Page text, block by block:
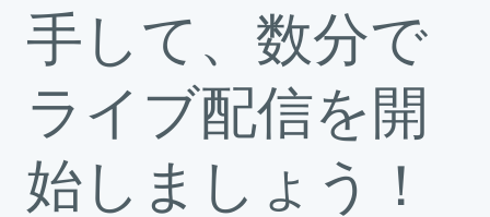
手して、数分で
ライブ配信を開
始しましょう！